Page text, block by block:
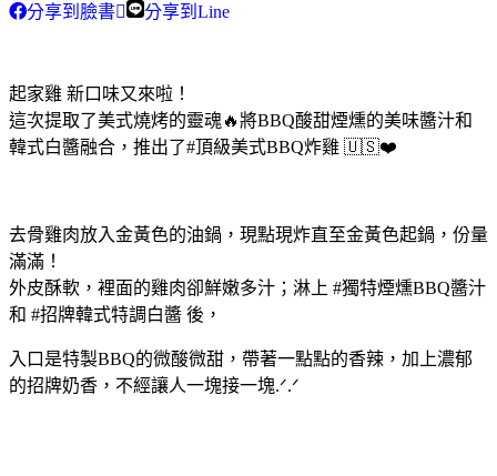
分享到臉書 分享到Line
起家雞 新口味又來啦！
這次提取了美式燒烤的靈魂🔥將BBQ酸甜煙燻的美味醬汁和
韓式白醬融合，推出了#頂級美式BBQ炸雞 🇺🇸❤️
去骨雞肉放入金黃色的油鍋，現點現炸直至金黃色起鍋，份量
滿滿！
外皮酥軟，裡面的雞肉卻鮮嫩多汁；淋上 #獨特煙燻BBQ醬汁
和 #招牌韓式特調白醬 後，
入口是特製BBQ的微酸微甜，帶著一點點的香辣，加上濃郁
的招牌奶香，不經讓人一塊接一塊.ᐟ.ᐟ